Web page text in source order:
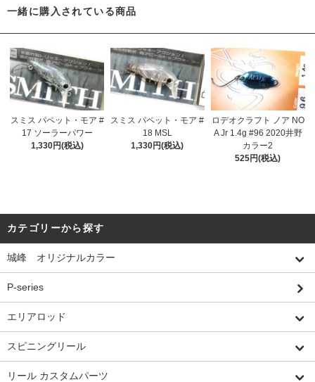
一緒に購入されている商品
スミス パペット・モア #
17 ソーラーパワー
1,330円(税込)
スミス パペット・モア #
18 MSL
1,330円(税込)
ロデオクラフト ノア NO
A Jr 1.4g #96 2020井野
カラー2
525円(税込)
カテゴリーから探す
城峰 オリジナルカラー
P-series
エリアロッド
スピニングリール
リール カスタムパーツ